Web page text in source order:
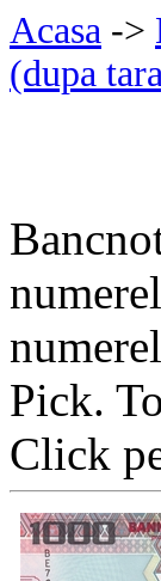
Acasa ->
(dupa
Pick.
Click